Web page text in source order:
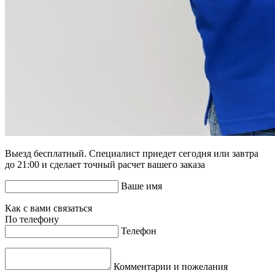
Выезд бесплатный. Специалист приедет сегодня или завтра
до 21:00 и сделает точный расчет вашего заказа
Ваше имя
Как с вами связаться
По телефону
Телефон
Комментарии и пожелания